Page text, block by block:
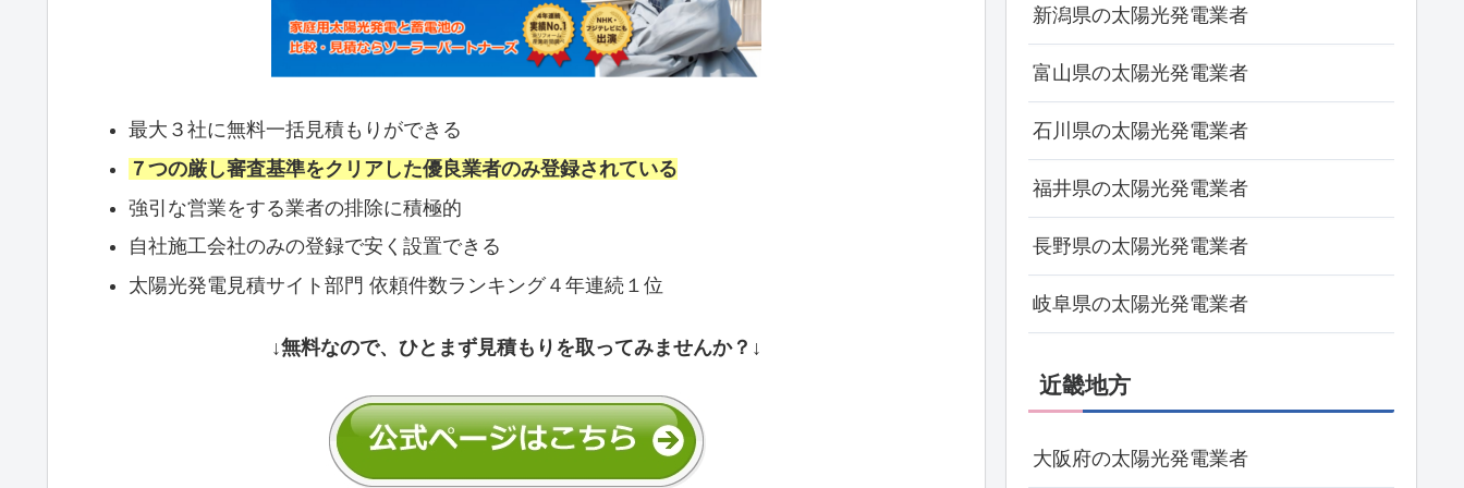
最大３社に無料一括見積もりができる
７つの厳し審査基準をクリアした優良業者のみ登録されている
強引な営業をする業者の排除に積極的
自社施工会社のみの登録で安く設置できる
太陽光発電見積サイト部門 依頼件数ランキング４年連続１位
↓無料なので、ひとまず見積もりを取ってみませんか？↓
新潟県の太陽光発電業者
富山県の太陽光発電業者
石川県の太陽光発電業者
福井県の太陽光発電業者
長野県の太陽光発電業者
岐阜県の太陽光発電業者
近畿地方
大阪府の太陽光発電業者